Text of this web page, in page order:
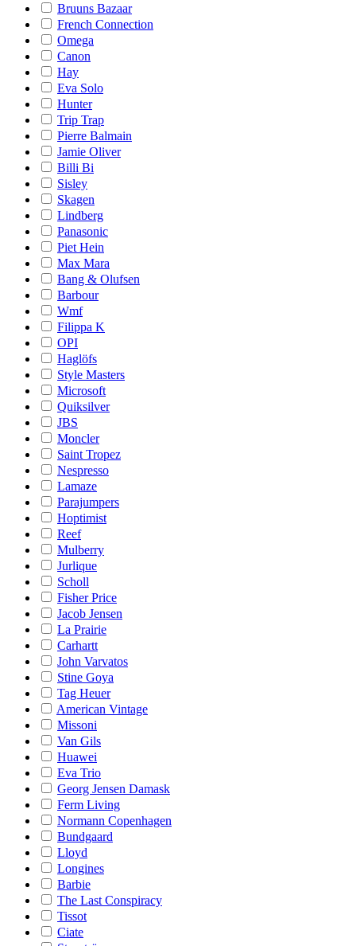
Bruuns Bazaar
French Connection
Omega
Canon
Hay
Eva Solo
Hunter
Trip Trap
Pierre Balmain
Jamie Oliver
Billi Bi
Sisley
Skagen
Lindberg
Panasonic
Piet Hein
Max Mara
Bang & Olufsen
Barbour
Wmf
Filippa K
OPI
Haglöfs
Style Masters
Microsoft
Quiksilver
JBS
Moncler
Saint Tropez
Nespresso
Lamaze
Parajumpers
Hoptimist
Reef
Mulberry
Jurlique
Scholl
Fisher Price
Jacob Jensen
La Prairie
Carhartt
John Varvatos
Stine Goya
Tag Heuer
American Vintage
Missoni
Van Gils
Huawei
Eva Trio
Georg Jensen Damask
Ferm Living
Normann Copenhagen
Bundgaard
Lloyd
Longines
Barbie
The Last Conspiracy
Tissot
Ciate